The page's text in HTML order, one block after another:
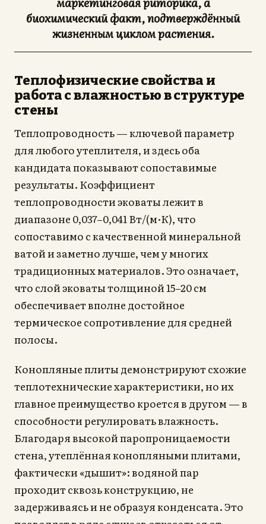
биохимический факт, подтверждённый
жизненным циклом растения.
Теплофизические свойства и
работа с влажностью в структуре
стены
Теплопроводность — ключевой параметр
для любого утеплителя, и здесь оба
кандидата показывают сопоставимые
результаты. Коэффициент
теплопроводности эковаты лежит в
диапазоне 0,037–0,041 Вт/(м·К), что
сопоставимо с качественной минеральной
ватой и заметно лучше, чем у многих
традиционных материалов. Это означает,
что слой эковаты толщиной 15–20 см
обеспечивает вполне достойное
термическое сопротивление для средней
полосы.
Конопляные плиты демонстрируют схожие
теплотехнические характеристики, но их
главное преимущество кроется в другом — в
способности регулировать влажность.
Благодаря высокой паропроницаемости
стена, утеплённая конопляными плитами,
фактически «дышит»: водяной пар
проходит сквозь конструкцию, не
задерживаясь и не образуя конденсата. Это